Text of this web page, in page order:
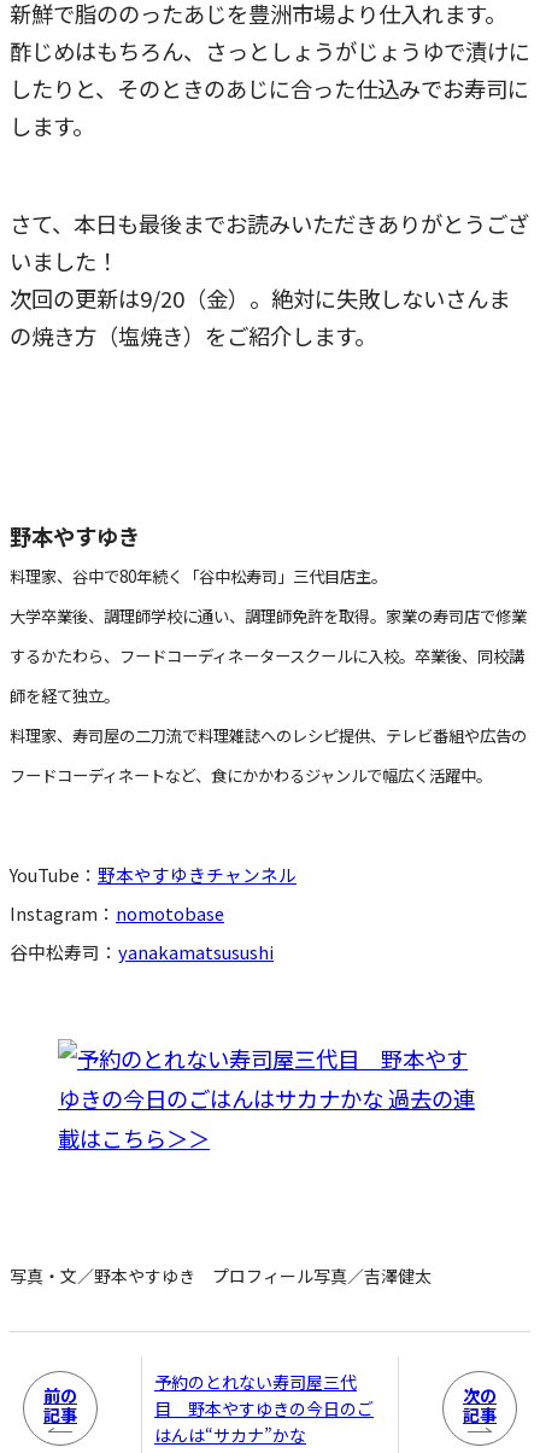
新鮮で脂ののったあじを豊洲市場より仕入れます。
酢じめはもちろん、さっとしょうがじょうゆで漬けに
したりと、そのときのあじに合った仕込みでお寿司に
します。
さて、本日も最後までお読みいただきありがとうござ
いました！
次回の更新は9/20（金）。絶対に失敗しないさんま
の焼き方（塩焼き）をご紹介します。
野本やすゆき
料理家、谷中で80年続く「谷中松寿司」三代目店主。
大学卒業後、調理師学校に通い、調理師免許を取得。家業の寿司店で修業
するかたわら、フードコーディネータースクールに入校。卒業後、同校講
師を経て独立。
料理家、寿司屋の二刀流で料理雑誌へのレシピ提供、テレビ番組や広告の
フードコーディネートなど、食にかかわるジャンルで幅広く活躍中。
YouTube： 野本やすゆきチャンネル
Instagram： nomotobase
谷中松寿司： yanakamatsusushi
写真・文／野本やすゆき プロフィール写真／吉澤健太
前の
記事
予約のとれない寿司屋三代
目 野本やすゆきの今日のご
はんは“サカナ”かな
次の
記事